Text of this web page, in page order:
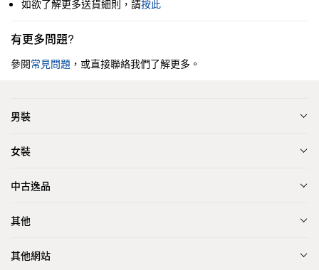
如欲了解更多送貨細則，請按此
有更多問題?
參閱常見問題 ，或直接聯絡我們了解更多。
男裝
女裝
中古逸品
其他
其他網站